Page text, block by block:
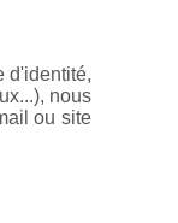
d'identité,
nous
ou site